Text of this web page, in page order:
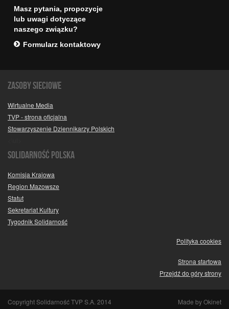
Masz pytania, propozycje
lub uwagi dotyczące
naszego związku?
Formularz kontaktowy
Zasoby sieciowe
Wirtualne Media
TVP - strona oficjalna
Stowarzyszenie Dziennikarzy Polskich
SOLIDARNOŚĆ POLSKA
Komisja Krajowa
Region Mazowsze
Statut
Sekretariat Kultury
Tygodnik Solidarność
Polityka cookies
Strona startowa
Przejdź do góry strony
Copyright Solidarność TVP S.A. 2014 Made byOkinet